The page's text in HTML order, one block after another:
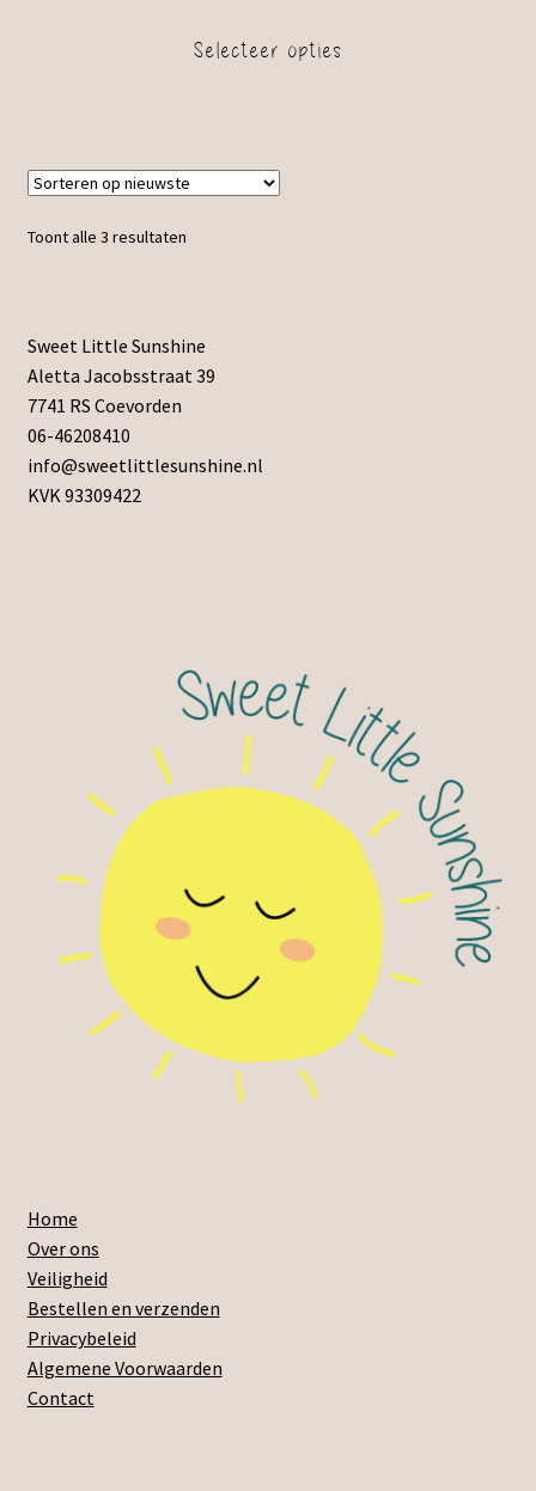
Selecteer opties
Toont alle 3 resultaten
Sweet Little Sunshine
Aletta Jacobsstraat 39
7741 RS Coevorden
06-46208410
info@sweetlittlesunshine.nl
KVK 93309422
Home
Over ons
Veiligheid
Bestellen en verzenden
Privacybeleid
Algemene Voorwaarden
Contact